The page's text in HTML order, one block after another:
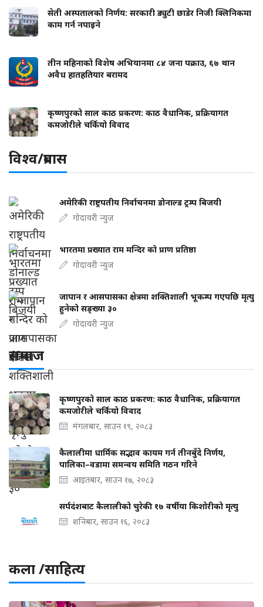
सेती अस्पतालको निर्णय: सरकारी ड्युटी छाडेर निजी क्लिनिकमा
काम गर्न नपाइने
तीन महिनाको विशेष अभियानमा ८४ जना पक्राउ, ६७ थान
अवैध हातहतियार बरामद
कृष्णपुरको साल काठ प्रकरण: काठ वैधानिक, प्रक्रियागत
कमजोरीले चर्कियो विवाद
विश्व/प्रबास
अमेरिकी राष्ट्रपतीय निर्वाचनमा डोनाल्ड ट्रम्प बिजयी
गोदावरी न्युज
भारतमा प्रख्यात राम मन्दिर को प्राण प्रतिष्ठा
गोदावरी न्युज
जापान र आसपासका क्षेत्रमा शक्तिशाली भूकम्प गएपछि मृत्यु
हुनेको सङ्ख्या ३०
गोदावरी न्युज
समाज
कृष्णपुरको साल काठ प्रकरण: काठ वैधानिक, प्रक्रियागत
कमजोरीले चर्कियो विवाद
मंगलबार, साउन १९, २०८३
कैलालीमा धार्मिक सद्भाव कायम गर्न तीनबुँदे निर्णय,
पालिका–वडामा समन्वय समिति गठन गरिने
आइतबार, साउन १७, २०८३
सर्पदंशबाट कैलालीको चुरेकी १७ वर्षीया किशोरीको मृत्यु
शनिबार, साउन १६, २०८३
कला /साहित्य